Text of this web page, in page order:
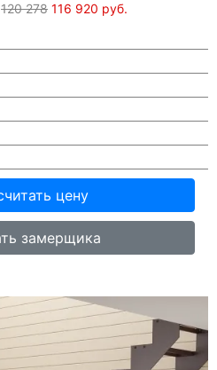
120 278 116 920 руб.
цену
замерщика